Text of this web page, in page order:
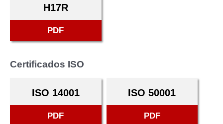
H17R
PDF
Certificados ISO
ISO 14001
PDF
ISO 50001
PDF